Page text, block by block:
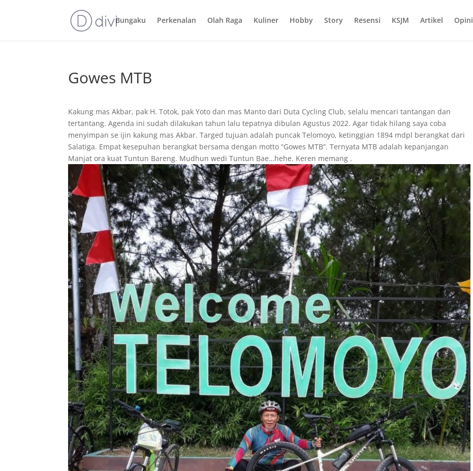
Bungaku Perkenalan Olah Raga Kuliner Hobby Story Resensi KSJM Artikel Opini
Gowes MTB
Kakung mas Akbar, pak H. Totok, pak Yoto dan mas Manto dari Duta Cycling Club, selalu mencari tantangan dan
tertantang. Agenda ini sudah dilakukan tahun lalu tepatnya dibulan Agustus 2022. Agar tidak hilang saya coba
menyimpan se ijin kakung mas Akbar. Targed tujuan adalah puncak Telomoyo, ketinggian 1894 mdpl berangkat dari
Salatiga. Empat kesepuhan berangkat bersama dengan motto “Gowes MTB”. Ternyata MTB adalah kepanjangan
Manjat ora kuat Tuntun Bareng. Mudhun wedi Tuntun Bae…hehe. Keren memang .